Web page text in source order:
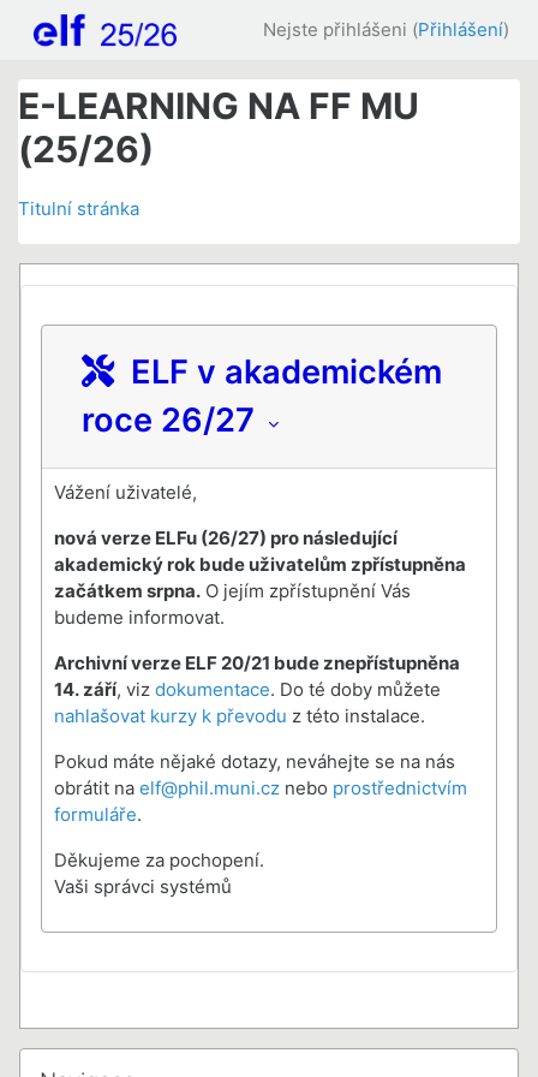
Přejít k hlavnímu obsahu
Nejste přihlášeni (Přihlášení)
E-LEARNING NA FF MU
(25/26)
Titulní stránka
ELF v akademickém
roce 26/27
Vážení uživatelé,
nová verze ELFu (26/27) pro následující
akademický rok bude uživatelům zpřístupněna
začátkem srpna. O jejím zpřístupnění Vás
budeme informovat.
Archivní verze ELF 20/21 bude znepřístupněna
14. září, viz dokumentace. Do té doby můžete
nahlašovat kurzy k převodu z této instalace.
Pokud máte nějaké dotazy, neváhejte se na nás
obrátit na elf@phil.muni.cz nebo prostřednictvím
formuláře.
Děkujeme za pochopení.
Vaši správci systémů
Bloky
Přeskočit: Navigace